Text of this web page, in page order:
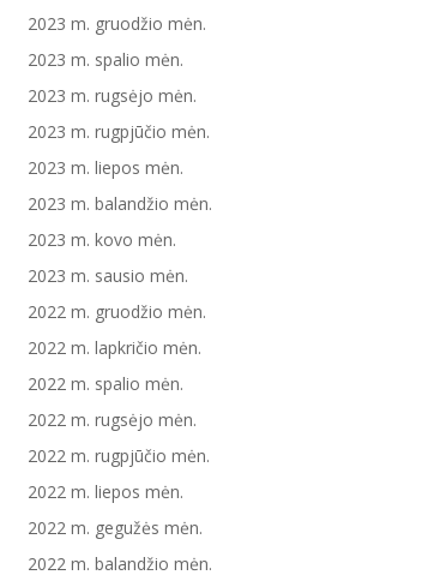
2023 m. gruodžio mėn.
2023 m. spalio mėn.
2023 m. rugsėjo mėn.
2023 m. rugpjūčio mėn.
2023 m. liepos mėn.
2023 m. balandžio mėn.
2023 m. kovo mėn.
2023 m. sausio mėn.
2022 m. gruodžio mėn.
2022 m. lapkričio mėn.
2022 m. spalio mėn.
2022 m. rugsėjo mėn.
2022 m. rugpjūčio mėn.
2022 m. liepos mėn.
2022 m. gegužės mėn.
2022 m. balandžio mėn.